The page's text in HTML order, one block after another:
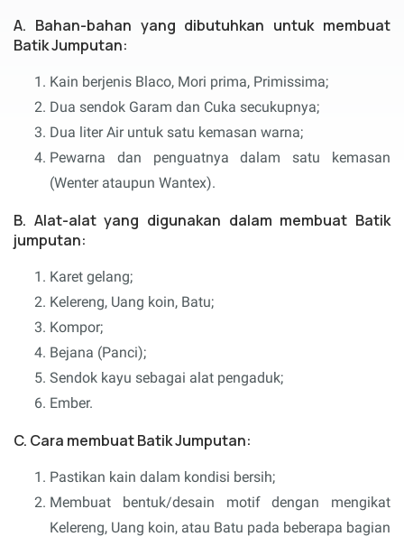
A. Bahan-bahan yang dibutuhkan untuk membuat
Batik Jumputan:
Kain berjenis Blaco, Mori prima, Primissima;
Dua sendok Garam dan Cuka secukupnya;
Dua liter Air untuk satu kemasan warna;
Pewarna dan penguatnya dalam satu kemasan
(Wenter ataupun Wantex).
B. Alat-alat yang digunakan dalam membuat Batik
jumputan:
Karet gelang;
Kelereng, Uang koin, Batu;
Kompor;
Bejana (Panci);
Sendok kayu sebagai alat pengaduk;
Ember.
C. Cara membuat Batik Jumputan:
Pastikan kain dalam kondisi bersih;
Membuat bentuk/desain motif dengan mengikat
Kelereng, Uang koin, atau Batu pada beberapa bagian